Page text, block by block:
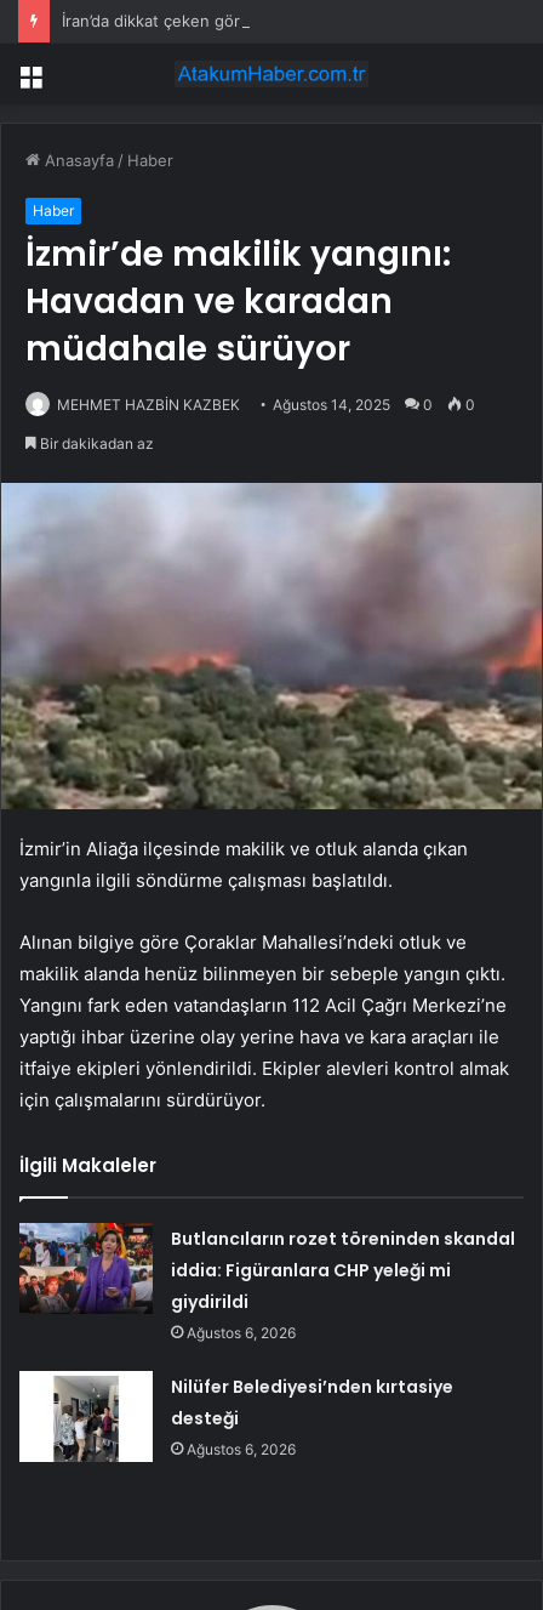
Menü
Anasayfa / Haber
Haber
İzmir’de makilik yangını:
Havadan ve karadan
müdahale sürüyor
MEHMET HAZBİN KAZBEK Ağustos 14, 2025 0 0
Bir dakikadan az
İzmir’in Aliağa ilçesinde makilik ve otluk alanda çıkan
yangınla ilgili söndürme çalışması başlatıldı.
Alınan bilgiye göre Çoraklar Mahallesi’ndeki otluk ve
makilik alanda henüz bilinmeyen bir sebeple yangın çıktı.
Yangını fark eden vatandaşların 112 Acil Çağrı Merkezi’ne
yaptığı ihbar üzerine olay yerine hava ve kara araçları ile
itfaiye ekipleri yönlendirildi. Ekipler alevleri kontrol almak
için çalışmalarını sürdürüyor.
İlgili Makaleler
Butlancıların rozet töreninden skandal
iddia: Figüranlara CHP yeleği mi
giydirildi
Ağustos 6, 2026
Nilüfer Belediyesi’nden kırtasiye
desteği
Ağustos 6, 2026